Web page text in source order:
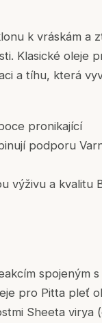
k vráskám a
Klasické oleje
a tíhu, která
pronikající
podporu
výživu a kvalitu
spojeným
pro Pitta pleť
Sheeta virya